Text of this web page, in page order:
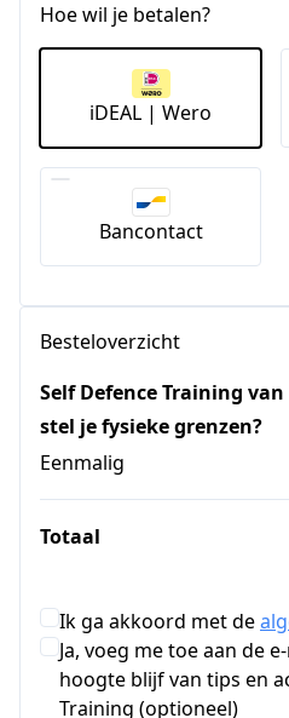
Hoe wil je betalen?
iDEAL | Wero
Bancontact
Besteloverzicht
Self Defence Training van
stel je fysieke grenzen?
Eenmalig
Totaal
Ik ga akkoord met de
Ja, voeg me toe aan de
hoogte blijf van tips en
Training (optioneel)